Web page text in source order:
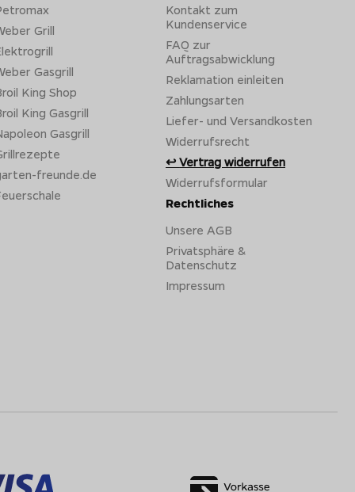
Grill
Gasgrill
King Shop
King Gasgrill
Gasgrill
freunde.de
Kontakt zum
Kundenservice
FAQ zur
Auftragsabwicklung
Reklamation einleiten
Zahlungsarten
Liefer- und Versandkosten
Widerrufsrecht
Vertrag widerrufen
Widerrufsformular
Rechtliches
Unsere AGB
Privatsphäre &
Datenschutz
Impressum